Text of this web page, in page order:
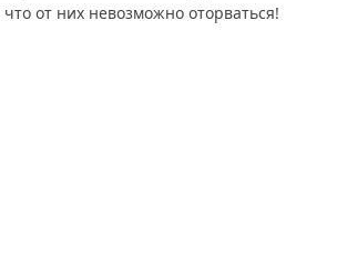
от них невозможно оторваться!